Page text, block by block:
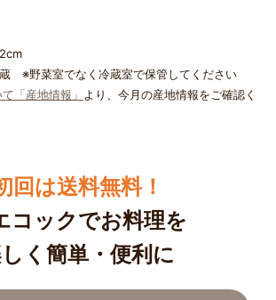
※野菜室でなく冷蔵室で保管してください
「産地情報」 より、今月の産地情報をご確認く
回は送料無料！
コックでお料理を
く簡単・便利に